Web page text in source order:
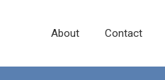
About Contact